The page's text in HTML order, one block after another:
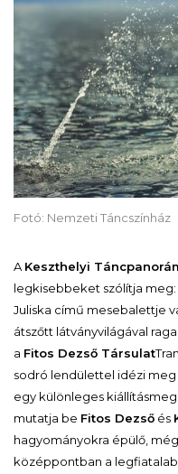
Fotó: Nemzeti Táncszínház
A Keszthelyi
legkisebbeket szólítja meg:
Juliska című mesebalettje
átszőtt látványvilágával
a Fitos Dezső Társulat
sodró lendülettel idézi
egy különleges
mutatja be Fitos Dezső és
hagyományokra épülő,
középpontban a